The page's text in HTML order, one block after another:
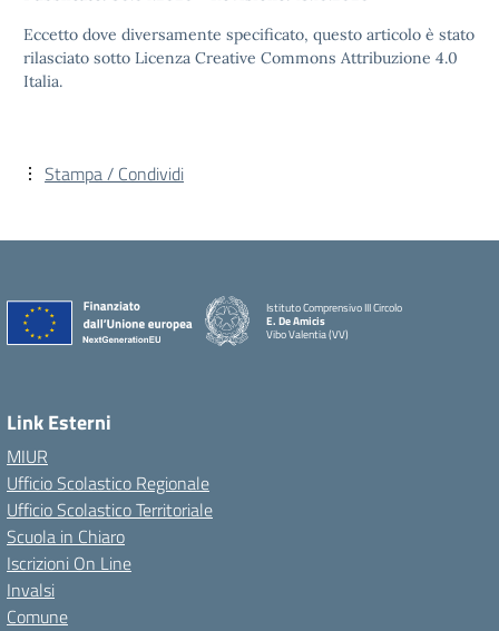
Eccetto dove diversamente specificato, questo articolo è stato
rilasciato sotto Licenza Creative Commons Attribuzione 4.0
Italia.
Stampa / Condividi
Istituto Comprensivo III Circolo
E. De Amicis
Vibo Valentia (VV)
Link Esterni
MIUR
Ufficio Scolastico Regionale
Ufficio Scolastico Territoriale
Scuola in Chiaro
Iscrizioni On Line
Invalsi
Comune